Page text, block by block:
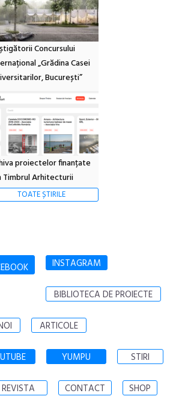
Concursului
„Grădina Casei
București”
proiectelor finanțate
Timbrul Arhitecturii
TOATE ȘTIRILE
INSTAGRAM
BIBLIOTECA DE PROIECTE
ARTICOLE
YUMPU STIRI
REVISTA CONTACT SHOP